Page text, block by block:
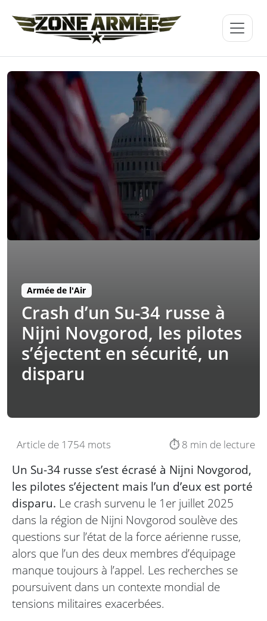
Armée de l'Air
Crash d’un Su-34 russe à
Nijni Novgorod, les pilotes
s’éjectent en sécurité, un
disparu
Article de 1754 mots ⏱️ 8 min de lecture
Un Su-34 russe s’est écrasé à Nijni Novgorod,
les pilotes s’éjectent mais l’un d’eux est porté
disparu. Le crash survenu le 1er juillet 2025
dans la région de Nijni Novgorod soulève des
questions sur l’état de la force aérienne russe,
alors que l’un des deux membres d’équipage
manque toujours à l’appel. Les recherches se
poursuivent dans un contexte mondial de
tensions militaires exacerbées.